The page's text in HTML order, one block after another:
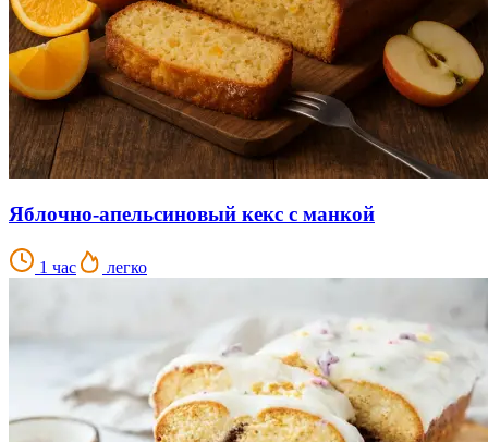
Яблочно-апельсиновый кекс с манкой
1 час легко